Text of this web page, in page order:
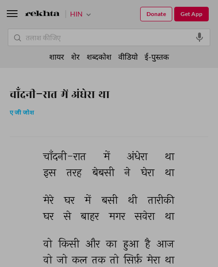
चाँदनी-रात में अंधेरा था
ए जी जोश
चाँदनी-रात में अंधेरा
था
इस
तरह बेबसी ने घेरा था
मेरे घर में बसी थी
तारीकी
घर
से बाहर मगर सवेरा था
वो किसी और का हुआ है आज
वो जो कल तक तो सिर्फ़ मेरा था
HIN Get App
Donate
शायर शेर शब्दकोश वीडियो ई-पुस्तक